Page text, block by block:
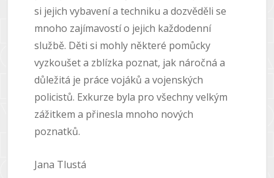
si jejich vybavení a techniku a dozvěděli se
mnoho zajímavostí o jejich každodenní
službě. Děti si mohly některé pomůcky
vyzkoušet a zblízka poznat, jak náročná a
důležitá je práce vojáků a vojenských
policistů. Exkurze byla pro všechny velkým
zážitkem a přinesla mnoho nových
poznatků.
Jana Tlustá